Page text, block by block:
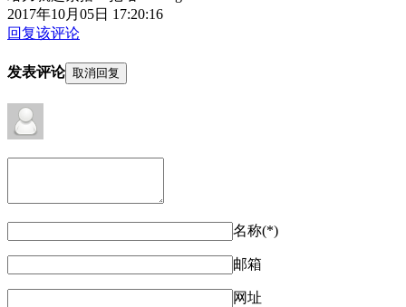
2017年10月05日 17:20:16
回复该评论
发表评论 取消回复
名称(*)
邮箱
网址